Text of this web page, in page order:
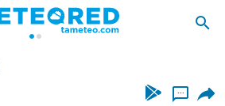
...